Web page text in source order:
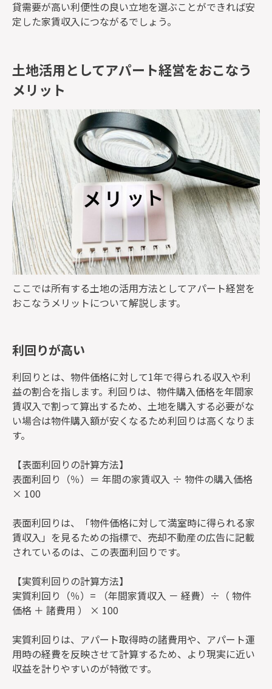
貸需要が高い利便性の良い立地を選ぶことができれば安
定した家賃収入につながるでしょう。
土地活用としてアパート経営をおこなう
メリット
ここでは所有する土地の活用方法としてアパート経営を
おこなうメリットについて解説します。
利回りが高い
利回りとは、物件価格に対して1年で得られる収入や利
益の割合を指します。利回りは、物件購入価格を年間家
賃収入で割って算出するため、土地を購入する必要がな
い場合は物件購入額が安くなるため利回りは高くなりま
す。
【表面利回りの計算方法】
表面利回り（％）＝ 年間の家賃収入 ÷ 物件の購入価格
× 100
表面利回りは、「物件価格に対して満室時に得られる家
賃収入」を見るための指標で、売却不動産の広告に記載
されているのは、この表面利回りです。
【実質利回りの計算方法】
実質利回り（％）= （年間家賃収入 － 経費）÷（ 物件
価格 ＋ 諸費用 ） × 100
実質利回りは、アパート取得時の諸費用や、アパート運
用時の経費を反映させて計算するため、より現実に近い
収益を計りやすいのが特徴です。